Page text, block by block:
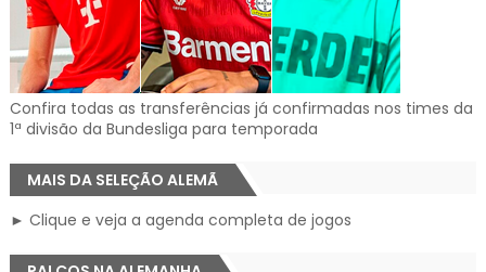
Confira todas as transferências já confirmadas nos times da
1ª divisão da Bundesliga para temporada
MAIS DA SELEÇÃO ALEMÃ
► Clique e veja a agenda completa de jogos